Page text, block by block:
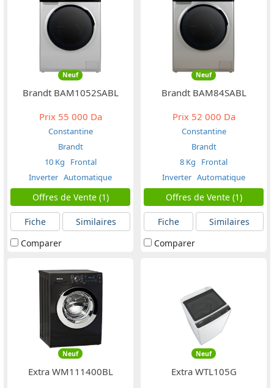
Neuf
Brandt BAM1052SABL
Prix55 000 Da
Constantine
Brandt
10 Kg
Frontal
Inverter Automatique
Offres de Vente (1)
Fiche
Similaires
Comparer
Neuf
Brandt BAM84SABL
Prix52 000 Da
Constantine
Brandt
8 Kg
Frontal
Inverter Automatique
Offres de Vente (1)
Fiche
Similaires
Comparer
Neuf
Extra WM111400BL
Neuf
Extra WTL105G